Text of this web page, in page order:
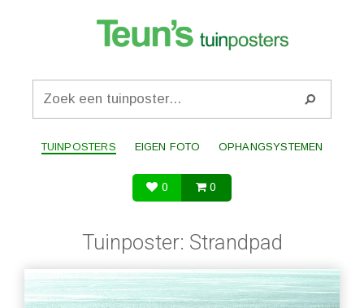
TUINPOSTERS EIGEN FOTO OPHANGSYSTEMEN
0 0
Tuinposter: Strandpad